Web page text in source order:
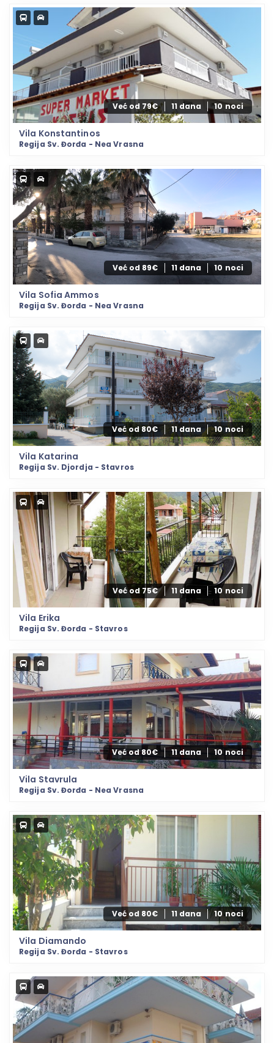
Već od 79€ 11 dana 10 noci
Vila Konstantinos
Regija Sv. Đorđa - Nea Vrasna
Već od 89€ 11 dana 10 noci
Vila Sofia Ammos
Regija Sv. Đorđa - Nea Vrasna
Već od 80€ 11 dana 10 noci
Vila Katarina
Regija Sv. Djordja - Stavros
Već od 75€ 11 dana 10 noci
Vila Erika
Regija Sv. Đorđa - Stavros
Već od 80€ 11 dana 10 noci
Vila Stavrula
Regija Sv. Đorđa - Nea Vrasna
Već od 80€ 11 dana 10 noci
Vila Diamando
Regija Sv. Đorđa - Stavros